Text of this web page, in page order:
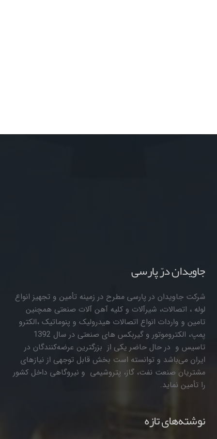
جاویدان درّ پارسی
شرکت جاویدان در پارسی مطرح در زمینه تأمین و تجهیز انواع
لوله ، اتصالات، شیرآلات و کلیه آهن آلات صنعتی همچنین
تامین و واردات انواع اتصالات هیدرولیک و پنوماتیک ،الکترو
پمپ، الکتروموتور و گیربکس های صنعتی در سال 1392
تاسیس و در حال حاضر یکی از بزرگترین عرضه‌کنندگان در
ایران می‌باشد و توانسته است بخش قابل توجهی از نیازهای
مشتریان صنعت نفت، گاز، پتروشیمی و نیروگاهی داخل کشور
را تأمین نماید.
نوشته‌های تازه